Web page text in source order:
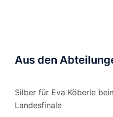
Aus den
Silber für Eva Köberle
Landesfinale